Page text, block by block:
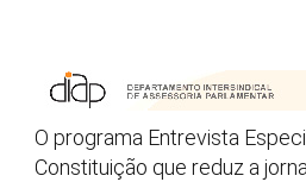
O programa Entrevista
Constituição que reduz a